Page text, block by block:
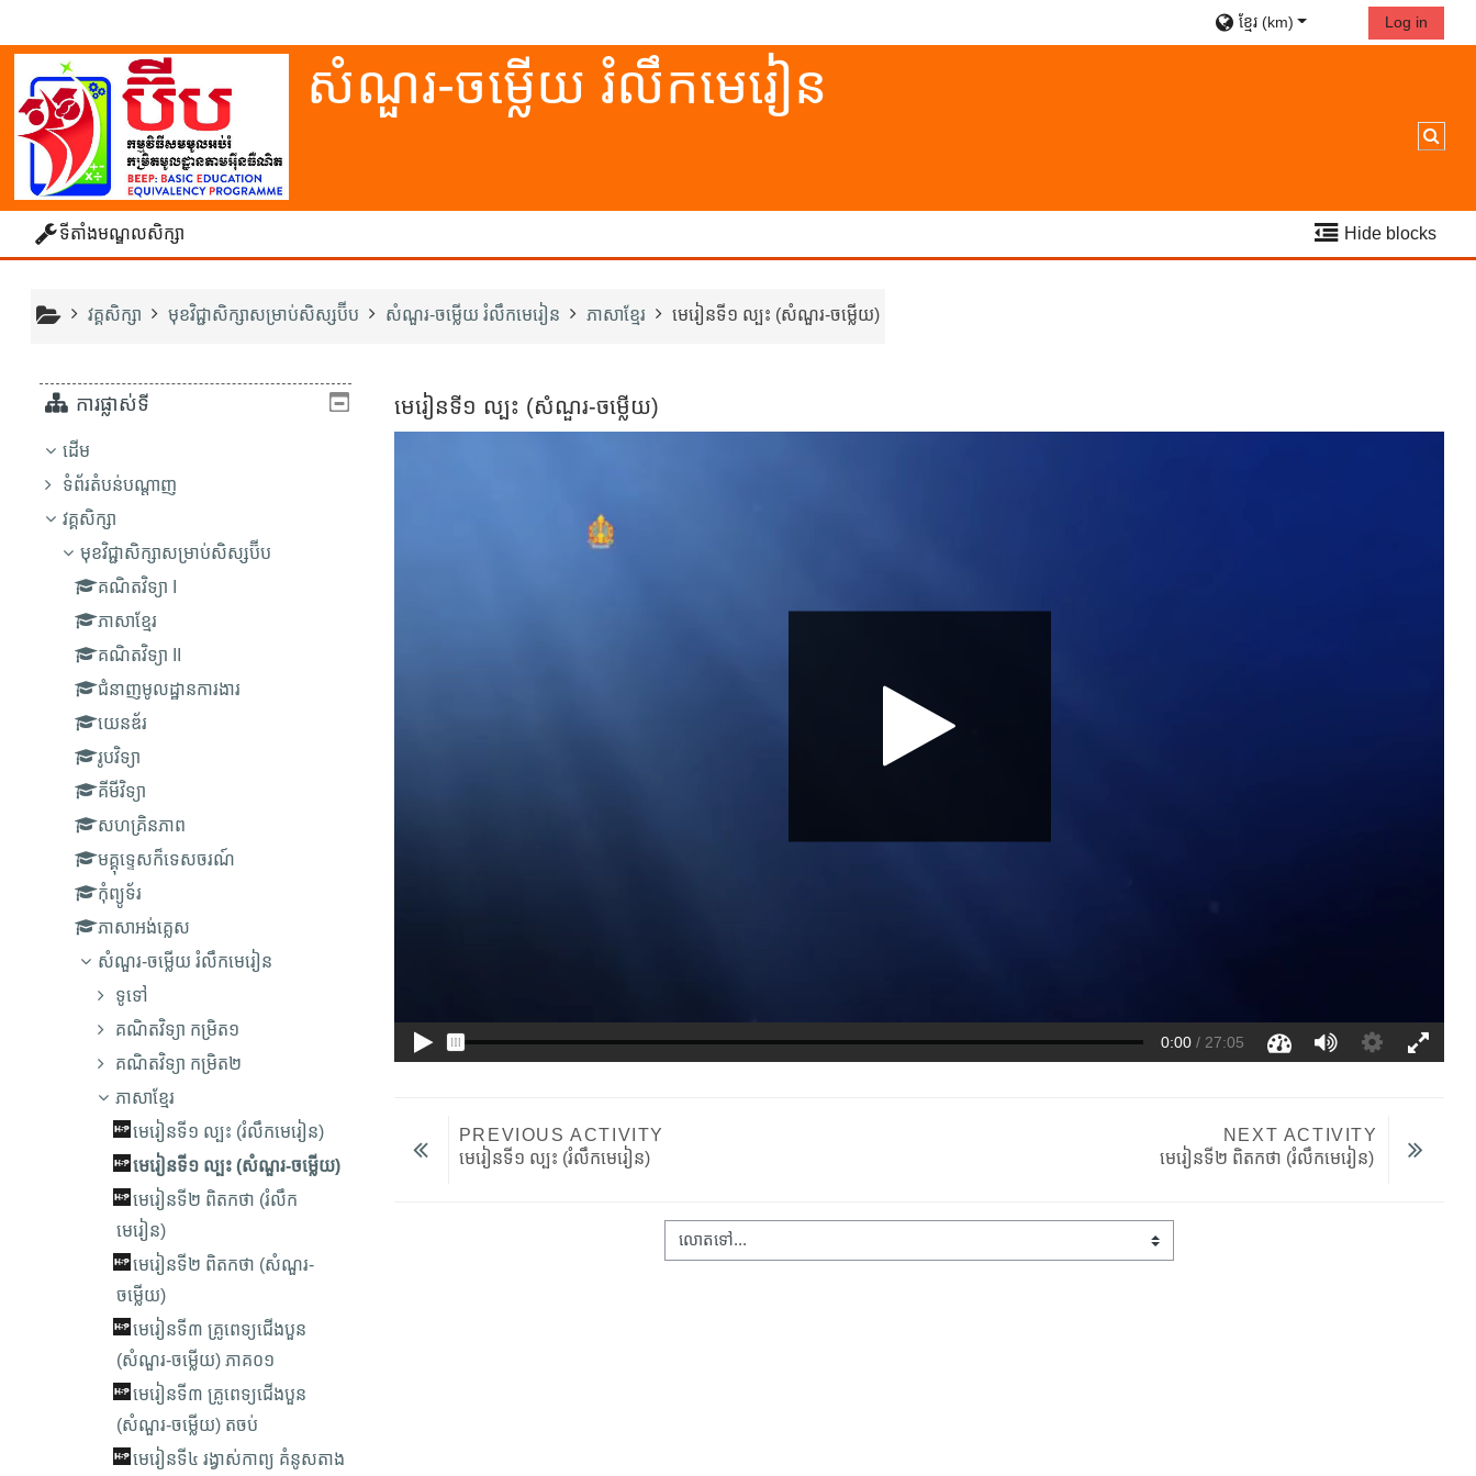
ខ្មែរ ‎(km)‎ Log in
សំណួរ-ចម្លើយ រំលឹកមេរៀន
ទីតាំងមណ្ឌលសិក្សា Hide blocks
វគ្គសិក្សា មុខវិជ្ជាសិក្សាសម្រាប់សិស្សប៊ីប សំណួរ-ចម្លើយ រំលឹកមេរៀន ភាសាខ្មែរ មេរៀន​ទី១ ល្បះ (សំណួរ-ចម្លើយ)
មេរៀន​ទី១ ល្បះ (សំណួរ-ចម្លើយ)
PREVIOUS ACTIVITY
មេរៀន​ទី១ ល្បះ (រំលឹកមេរៀន)
NEXT ACTIVITY
មេរៀន​ទី២ ពិតកថា (រំលឹកមេរៀន)
ការផ្លាស់ទី
ដើម
ទំព័រតំបន់បណ្តាញ
វគ្គសិក្សា
មុខវិជ្ជាសិក្សាសម្រាប់សិស្សប៊ីប
គណិតវិទ្យា I
ភាសាខ្មែរ
គណិតវិទ្យា II
ជំនាញមូលដ្ឋានការងារ
យេនឌ័រ
រូបវិទ្យា
គីមីវិទ្យា
សហគ្រិនភាព
មគ្គុទេ្ទសក៏ទេសចរណ៍
កុំព្យូទ័រ
ភាសាអង់គ្លេស
សំណួរ-ចម្លើយ រំលឹកមេរៀន
ទូទៅ
គណិតវិទ្យា កម្រិត១
គណិតវិទ្យា កម្រិត២
ភាសាខ្មែរ
មេរៀន​ទី១ ល្បះ (រំលឹកមេរៀន)
មេរៀន​ទី១ ល្បះ (សំណួរ-ចម្លើយ)
មេរៀន​ទី២ ពិតកថា (រំលឹក
មេរៀន)
មេរៀន​ទី២ ពិតកថា (សំណួរ-
ចម្លើយ)
មេរៀន​ទី៣ គ្រូពេទ្យ​ជើង​បួន
(សំណួរ-ចម្លើយ) ភាគ០១
មេរៀន​ទី៣ គ្រូពេទ្យ​ជើង​បួន
(សំណួរ-ចម្លើយ) តចប់
មេរៀន​ទី៤ រង្វាស់កាព្យ គំនូសតាង